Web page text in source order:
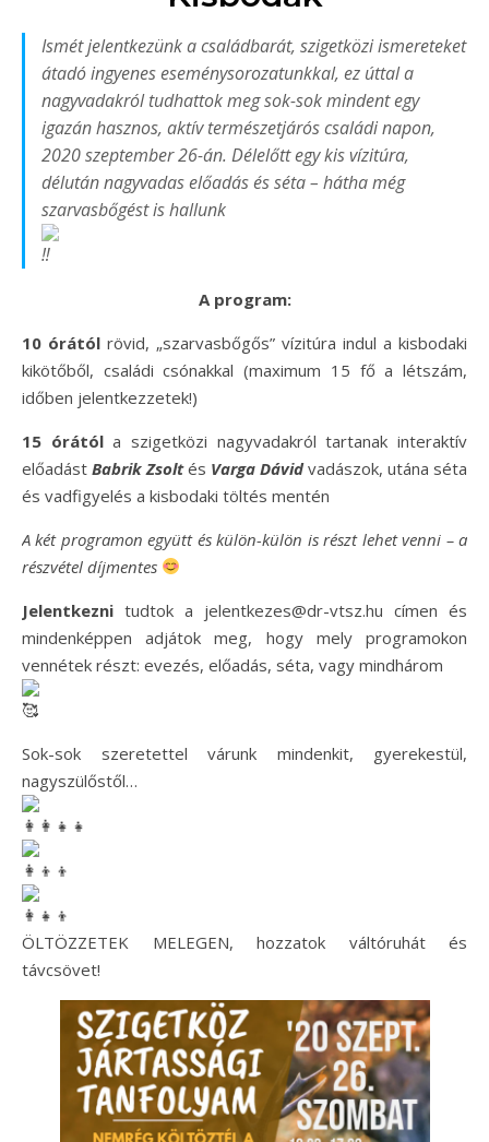
Ismét jelentkezünk a családbarát, szigetközi ismereteket
átadó ingyenes eseménysorozatunkkal, ez úttal a
nagyvadakról tudhattok meg sok-sok mindent egy
igazán hasznos, aktív természetjárós családi napon,
2020 szeptember 26-án. Délelőtt egy kis vízitúra,
délután nagyvadas előadás és séta – hátha még
szarvasbőgést is hallunk
A program:
10 órától rövid, „szarvasbőgős” vízitúra indul a kisbodaki
kikötőből, családi csónakkal (maximum 15 fő a létszám,
időben jelentkezzetek!)
15 órátóla szigetközi nagyvadakról tartanak interaktív
előadást Babrik Zsoltés Varga Dávidvadászok, utána séta
és vadfigyelés a kisbodaki töltés mentén
A két programon együtt és külön-külön is részt lehet venni – a
részvétel díjmentes
Jelentkezni tudtok a jelentkezes@dr-vtsz.hu címen és
mindenképpen adjátok meg, hogy mely programokon
vennétek részt: evezés, előadás, séta, vagy mindhárom
Sok-sok szeretettel várunk mindenkit, gyerekestül,
nagyszülőstől…
ÖLTÖZZETEK MELEGEN, hozzatok váltóruhát és
távcsövet!